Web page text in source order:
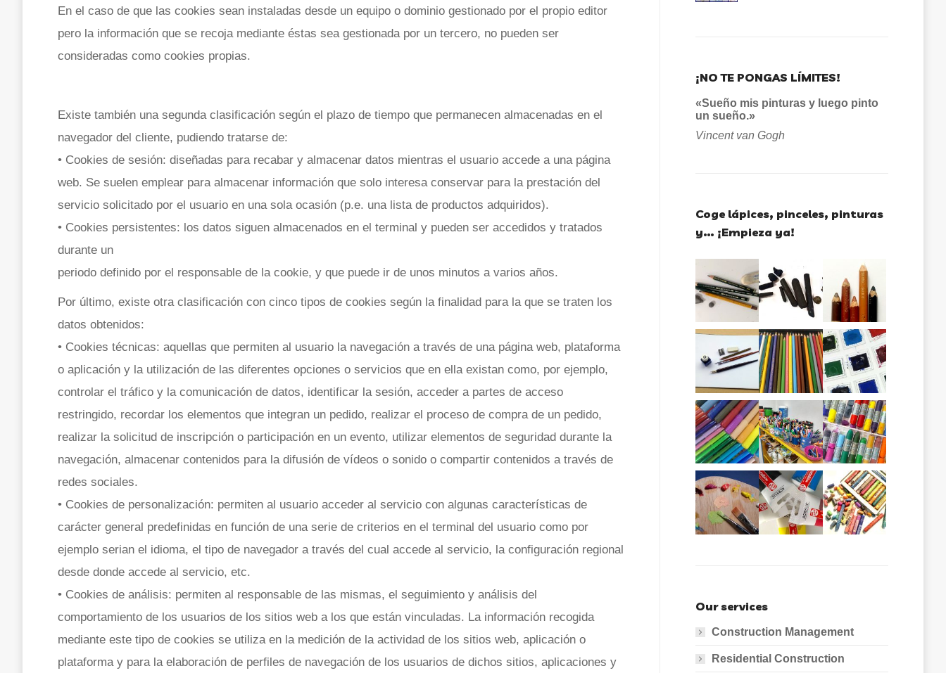
En el caso de que las cookies sean instaladas desde un equipo o dominio gestionado por el propio editor
pero la información que se recoja mediante éstas sea gestionada por un tercero, no pueden ser
consideradas como cookies propias.
Existe también una segunda clasificación según el plazo de tiempo que permanecen almacenadas en el
navegador del cliente, pudiendo tratarse de:
• Cookies de sesión: diseñadas para recabar y almacenar datos mientras el usuario accede a una página
web. Se suelen emplear para almacenar información que solo interesa conservar para la prestación del
servicio solicitado por el usuario en una sola ocasión (p.e. una lista de productos adquiridos).
• Cookies persistentes: los datos siguen almacenados en el terminal y pueden ser accedidos y tratados
durante un
periodo definido por el responsable de la cookie, y que puede ir de unos minutos a varios años.
Por último, existe otra clasificación con cinco tipos de cookies según la finalidad para la que se traten los
datos obtenidos:
• Cookies técnicas: aquellas que permiten al usuario la navegación a través de una página web, plataforma
o aplicación y la utilización de las diferentes opciones o servicios que en ella existan como, por ejemplo,
controlar el tráfico y la comunicación de datos, identificar la sesión, acceder a partes de acceso
restringido, recordar los elementos que integran un pedido, realizar el proceso de compra de un pedido,
realizar la solicitud de inscripción o participación en un evento, utilizar elementos de seguridad durante la
navegación, almacenar contenidos para la difusión de vídeos o sonido o compartir contenidos a través de
redes sociales.
• Cookies de personalización: permiten al usuario acceder al servicio con algunas características de
carácter general predefinidas en función de una serie de criterios en el terminal del usuario como por
ejemplo serian el idioma, el tipo de navegador a través del cual accede al servicio, la configuración regional
desde donde accede al servicio, etc.
• Cookies de análisis: permiten al responsable de las mismas, el seguimiento y análisis del
comportamiento de los usuarios de los sitios web a los que están vinculadas. La información recogida
mediante este tipo de cookies se utiliza en la medición de la actividad de los sitios web, aplicación o
plataforma y para la elaboración de perfiles de navegación de los usuarios de dichos sitios, aplicaciones y
¡NO TE PONGAS LÍMITES!
«Sueño mis pinturas y luego pinto
un sueño.»
Vincent van Gogh
Coge lápices, pinceles, pinturas
y… ¡Empieza ya!
Our services
Construction Management
Residential Construction